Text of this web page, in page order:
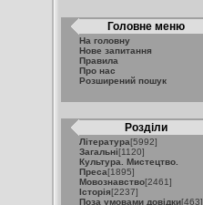
Головне меню
На головну
Нове запитання
Правила
Про нас
Розширений пошук
Розділи
Література[5992]
Загальні[1120]
Культура. Мистецтво.
Преса[1895]
Мовознавство[2461]
Історія[2237]
Поза умовами довідки[463]